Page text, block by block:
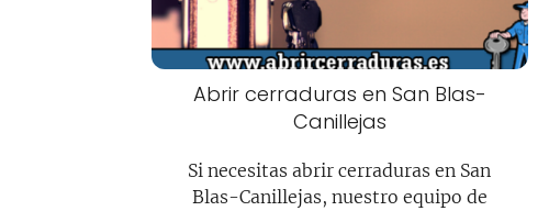
Abrir cerraduras en San Blas-
Canillejas
Si necesitas abrir cerraduras en San
Blas-Canillejas, nuestro equipo de